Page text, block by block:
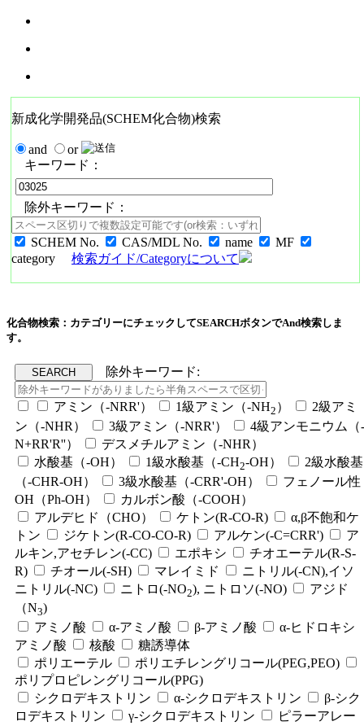
新成化学開発品(SCHEM化合物)検索
and
or
キーワード：
除外キーワード：
SCHEM No. CAS/MDL No. name
MF
category
検索ガイド/Categoryについて
化合物検索：カテゴリーにチェックしてSEARCHボタンでAnd検索しま
す。
除外キーワード:
アミン（-NRR'） 1級アミン（-NH2 ）
2級アミ
ン（-NHR）
3級アミン（-NRR'）
4級アンモニウム（-
N+RR'R''）
デスメチルアミン（-NHR）
水酸基（-OH）
1級水酸基（-CH2-OH）
2級水酸基
（-CHR-OH）
3級水酸基（-CRR'-OH）
フェノール性
OH（Ph-OH）
カルボン酸（-COOH）
アルデヒド（CHO）
ケトン(R-CO-R)
α,β不飽和ケ
トン
ジケトン(R-CO-CO-R) アルケン(-C=CRR')
ア
ルキン,アセチレン(-CC)
エポキシ
チオエーテル(R-S-
R)
チオール(-SH) マレイミド
ニトリル(-CN),イソ
ニトリル(-NC)
ニトロ(-NO2), ニトロソ(-NO)
アジド
（N3)
アミノ酸
α-アミノ酸 β-アミノ酸
α-ヒドロキシ
アミノ酸
核酸
糖誘導体
ポリエーテル
ポリエチレングリコール(PEG,PEO)
ポリプロピレングリコール(PPG)
シクロデキストリン
α-シクロデキストリン
β-シク
ロデキストリン
γ-シクロデキストリン ピラーアレー